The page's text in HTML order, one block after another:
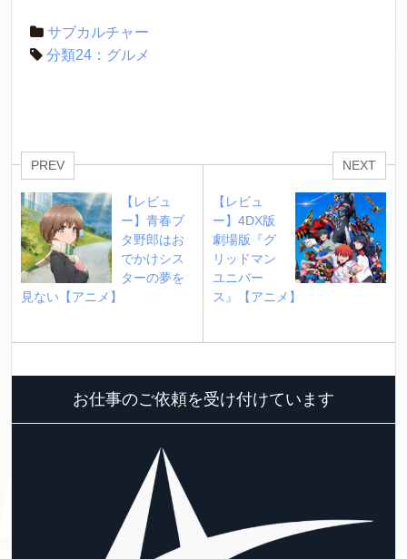
サブカルチャー
分類24：グルメ
PREV
【レビュ
ー】青春ブ
タ野郎はお
でかけシス
ターの夢を
見ない【アニメ】
NEXT
【レビュ
ー】4DX版
劇場版『グ
リッドマン
ユニバー
ス』【アニメ】
お仕事のご依頼を受け付けています